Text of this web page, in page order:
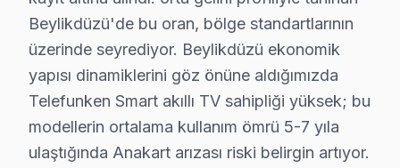
Barış'ta Telefunken TV Servisi
Barış Mahallesi'nin yapı stili, 2000'li yılların
Büyükşehir'de Telefunken TV Servisi
Büyükşehir Mahallesi, çeşitli apartman yapıları ile
Cumhuriyet'te Telefunken TV Servisi
Beylikdüzü'de bu oran, bölge standartlarının
üzerinde seyrediyor. Beylikdüzü ekonomik
yapısı dinamiklerini göz önüne aldığımızda
Telefunken Smart akıllı TV sahipliği yüksek; bu
modellerin ortalama kullanım ömrü 5-7 yıla
ulaştığında Anakart arızası riski belirgin artıyor.